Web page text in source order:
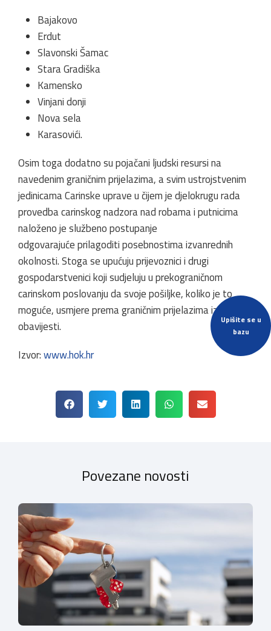
Upišite se u
bazu
Bajakovo
Erdut
Slavonski Šamac
Stara Gradiška
Kamensko
Vinjani donji
Nova sela
Karasovići.
Osim toga dodatno su pojačani ljudski resursi na
navedenim graničnim prijelazima, a svim ustrojstvenim
jedinicama Carinske uprave u čijem je djelokrugu rada
provedba carinskog nadzora nad robama i putnicima
naloženo je službeno postupanje
odgovarajuće prilagoditi posebnostima izvanrednih
okolnosti. Stoga se upućuju prijevoznici i drugi
gospodarstvenici koji sudjeluju u prekograničnom
carinskom poslovanju da svoje pošiljke, koliko je to
moguće, usmjere prema graničnim prijelazima iz ove
obavijesti.
Izvor:www.hok.hr
Povezane novosti